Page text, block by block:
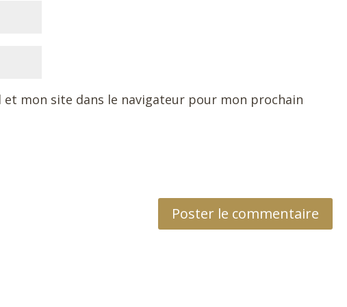
mon site dans le navigateur pour mon prochain